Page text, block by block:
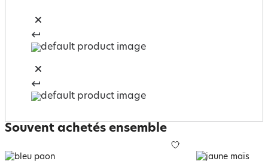
Souvent achetés ensemble